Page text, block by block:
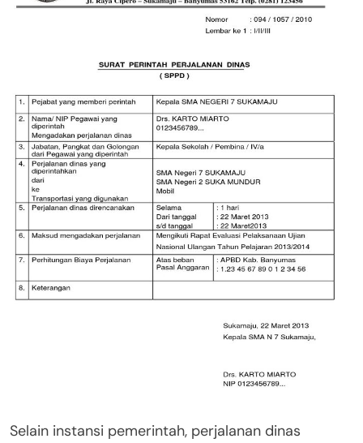
Selain instansi pemerintah, perjalanan dinas